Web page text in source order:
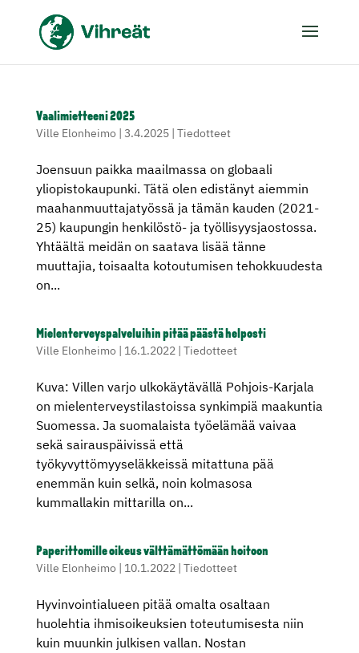
Vaalimietteeni 2025
Ville Elonheimo | 3.4.2025| Tiedotteet
Joensuun paikka maailmassa on globaali
yliopistokaupunki. Tätä olen edistänyt aiemmin
maahanmuuttajatyössä ja tämän kauden (2021-
25) kaupungin henkilöstö- ja työllisyysjaostossa.
Yhtäältä meidän on saatava lisää tänne
muuttajia, toisaalta kotoutumisen tehokkuudesta
on...
Mielenterveyspalveluihin pitää päästä helposti
Ville Elonheimo | 16.1.2022| Tiedotteet
Kuva: Villen varjo ulkokäytävällä Pohjois-Karjala
on mielenterveystilastoissa synkimpiä maakuntia
Suomessa. Ja suomalaista työelämää vaivaa
sekä sairauspäivissä että
työkyvyttömyyseläkkeissä mitattuna pää
enemmän kuin selkä, noin kolmasosa
kummallakin mittarilla on...
Paperittomille oikeus välttämättömään hoitoon
Ville Elonheimo | 10.1.2022| Tiedotteet
Hyvinvointialueen pitää omalta osaltaan
huolehtia ihmisoikeuksien toteutumisesta niin
kuin muunkin julkisen vallan. Nostan